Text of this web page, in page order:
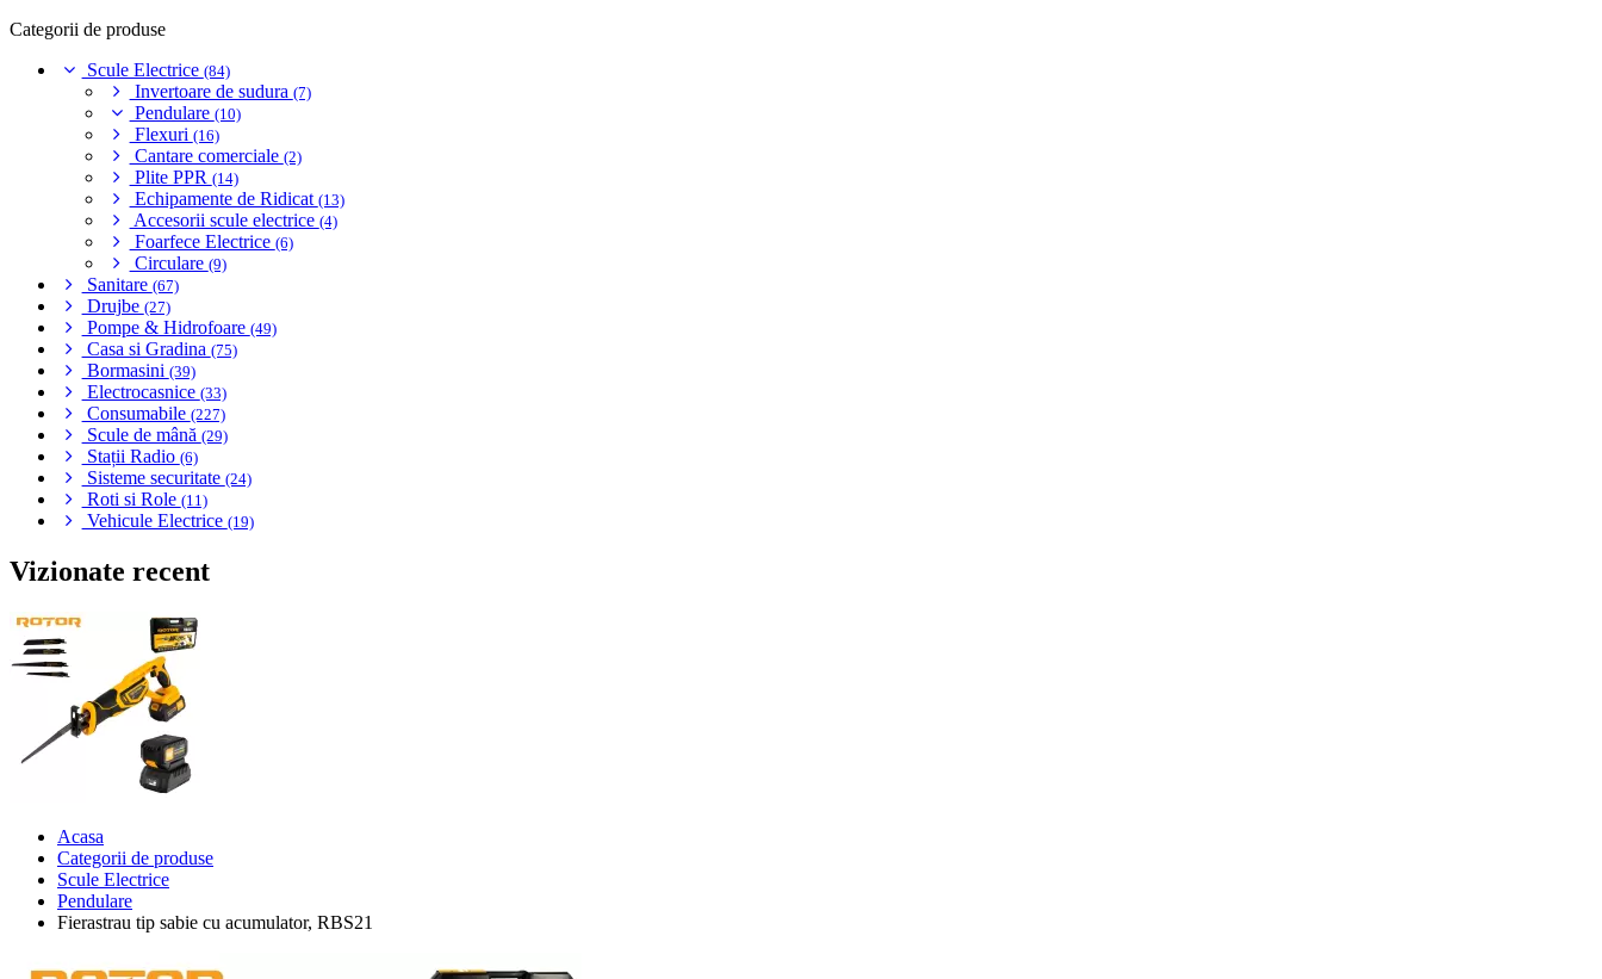
Categorii de produse
Scule Electrice (84)
Invertoare de sudura (7)
Pendulare (10)
Flexuri (16)
Cantare comerciale (2)
Plite PPR (14)
Echipamente de Ridicat (13)
Accesorii scule electrice (4)
Foarfece Electrice (6)
Circulare (9)
Sanitare (67)
Drujbe (27)
Pompe & Hidrofoare (49)
Casa si Gradina (75)
Bormasini (39)
Electrocasnice (33)
Consumabile (227)
Scule de mână (29)
Stații Radio (6)
Sisteme securitate (24)
Roti si Role (11)
Vehicule Electrice (19)
Vizionate recent
Acasa
Categorii de produse
Scule Electrice
Pendulare
Fierastrau tip sabie cu acumulator, RBS21